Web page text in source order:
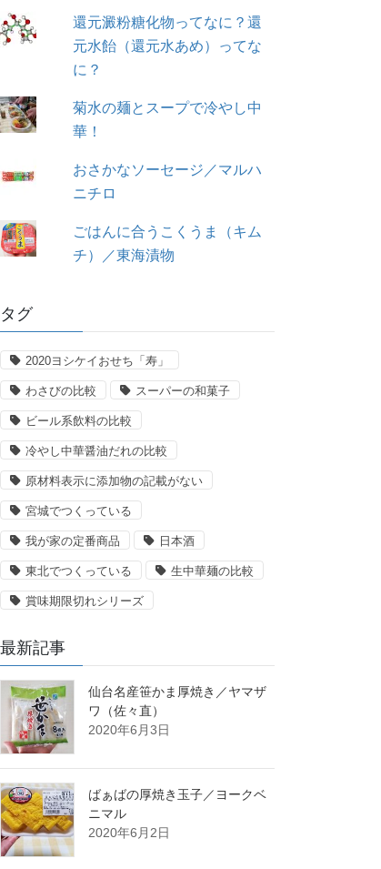
還元澱粉糖化物ってなに？還
元水飴（還元水あめ）ってな
に？
菊水の麺とスープで冷やし中
華！
おさかなソーセージ／マルハ
ニチロ
ごはんに合うこくうま（キム
チ）／東海漬物
タグ
2020ヨシケイおせち「寿」
わさびの比較 スーパーの和菓子
ビール系飲料の比較
冷やし中華醤油だれの比較
原材料表示に添加物の記載がない
宮城でつくっている
我が家の定番商品 日本酒
東北でつくっている 生中華麺の比較
賞味期限切れシリーズ
最新記事
仙台名産笹かま厚焼き／ヤマザ
ワ（佐々直）
2020年6月3日
ばぁばの厚焼き玉子／ヨークベ
ニマル
2020年6月2日